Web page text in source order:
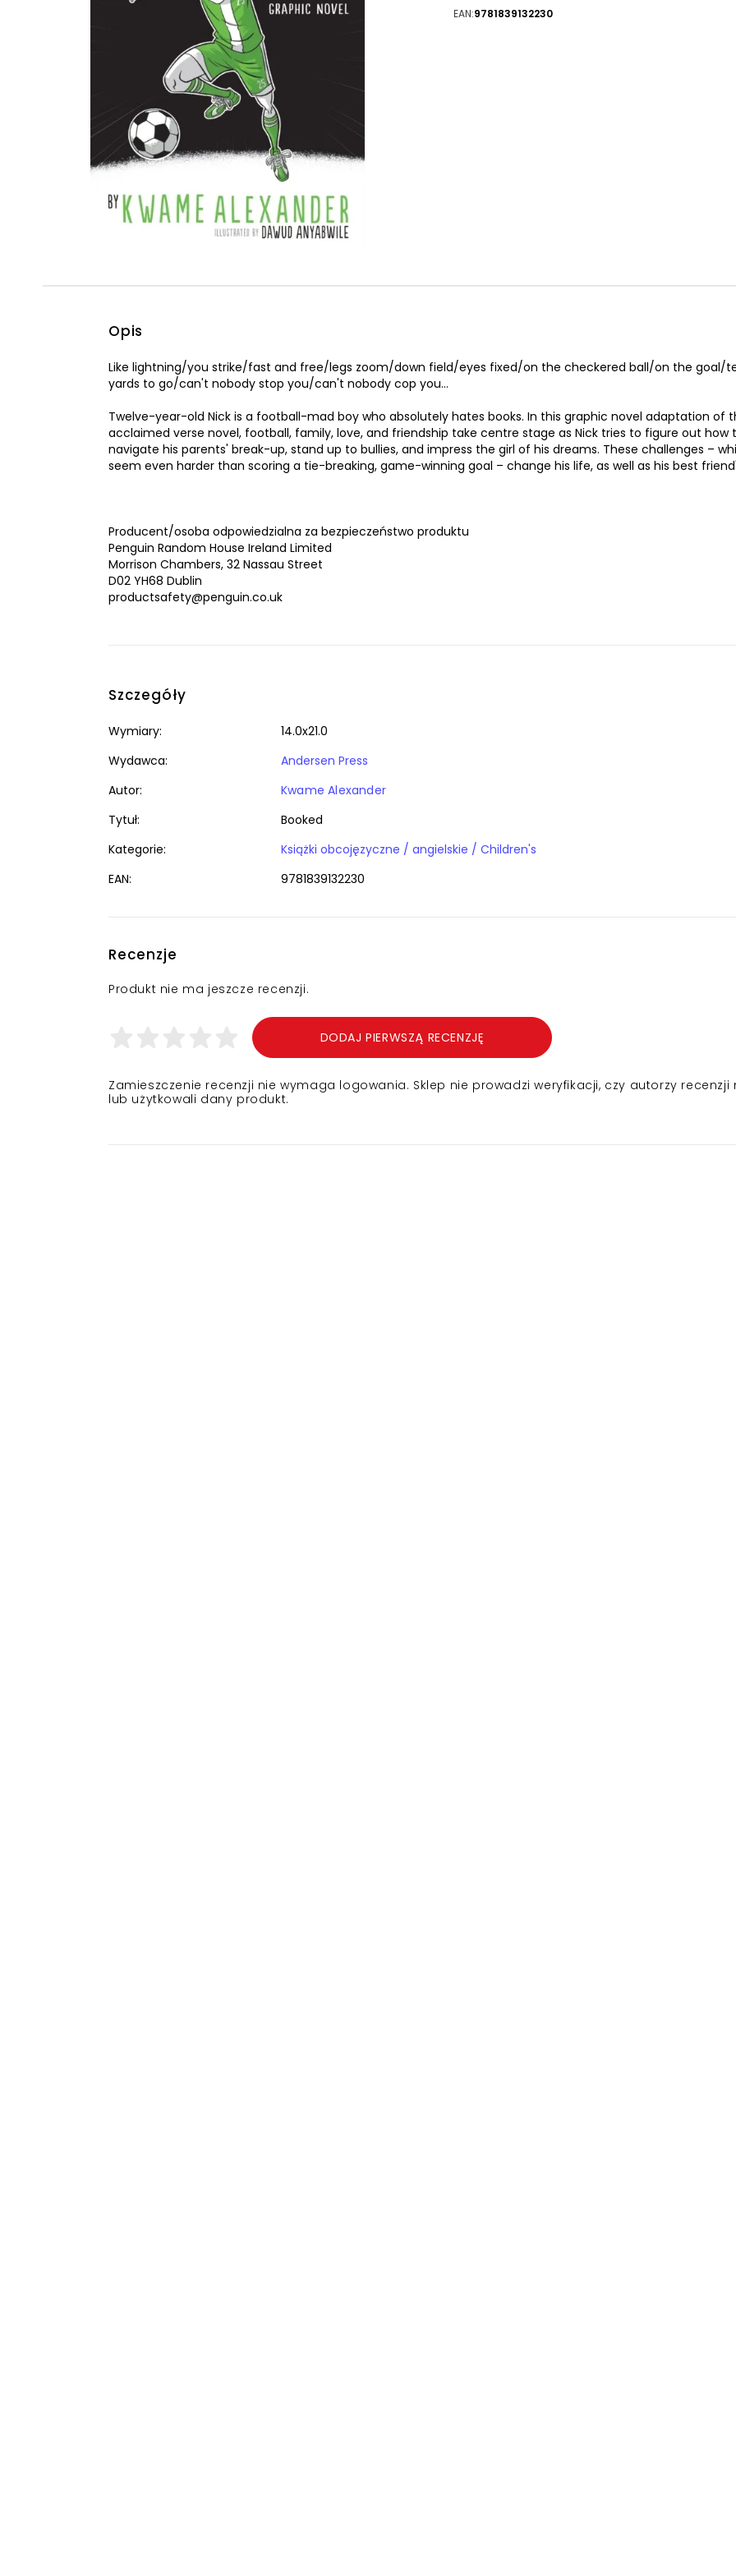
EAN:9781839132230
Opis
Like lightning/you strike/fast and free/legs zoom/down field/eyes fixed/on the checkered ball/on the goal/
yards to go/can't nobody stop you/can't nobody cop you…
Twelve-year-old Nick is a football-mad boy who absolutely hates books. In this graphic novel adaptation of
acclaimed verse novel, football, family, love, and friendship take centre stage as Nick tries to figure out how
navigate his parents' break-up, stand up to bullies, and impress the girl of his dreams. These challenges –
seem even harder than scoring a tie-breaking, game-winning goal – change his life, as well as his best
Producent/osoba odpowiedzialna za bezpieczeństwo produktu
Penguin Random House Ireland Limited
Morrison Chambers, 32 Nassau Street
D02 YH68 Dublin
productsafety@penguin.co.uk
Szczegóły
Wymiary:
14.0x21.0
Wydawca:
Andersen Press
Autor:
Kwame Alexander
Tytuł:
Booked
Kategorie:
Książki obcojęzyczne / angielskie / Children's
EAN:
9781839132230
Recenzje
Produkt nie ma jeszcze recenzji.
DODAJ PIERWSZĄ RECENZJĘ
Zamieszczenie recenzji nie wymaga logowania. Sklep nie prowadzi weryfikacji, czy autorzy recenzji
lub użytkowali dany produkt.